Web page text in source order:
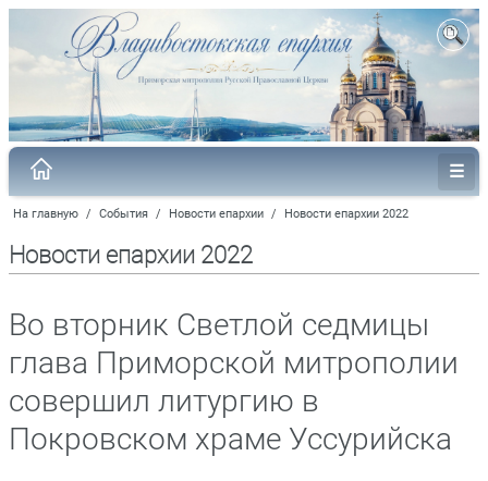
На главную / События / Новости епархии / Новости епархии 2022
Новости епархии 2022
Во вторник Светлой седмицы
глава Приморской митрополии
совершил литургию в
Покровском храме Уссурийска